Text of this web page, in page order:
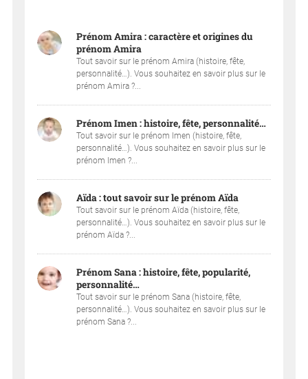
Prénom Amira : caractère et origines du
prénom Amira
Tout savoir sur le prénom Amira (histoire, fête,
personnalité…). Vous souhaitez en savoir plus sur le
prénom Amira ?...
Prénom Imen : histoire, fête, personnalité…
Tout savoir sur le prénom Imen (histoire, fête,
personnalité…). Vous souhaitez en savoir plus sur le
prénom Imen ?...
Aïda : tout savoir sur le prénom Aïda
Tout savoir sur le prénom Aïda (histoire, fête,
personnalité…). Vous souhaitez en savoir plus sur le
prénom Aïda ?...
Prénom Sana : histoire, fête, popularité,
personnalité…
Tout savoir sur le prénom Sana (histoire, fête,
personnalité…). Vous souhaitez en savoir plus sur le
prénom Sana ?...